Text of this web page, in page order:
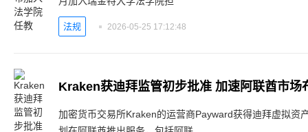
法规 2026-05-25 17:12:48
Kraken获迪拜监管初步批准 加速阿联酋市场
加密货币交易所Kraken的运营商Payward获得迪拜虚拟资